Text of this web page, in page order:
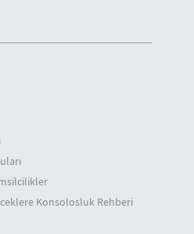
Konsolosluk Rehberi